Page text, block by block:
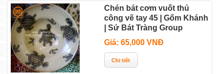
Chén bát cơm vuốt thủ
công vẽ tay 45 | Gốm Khánh
| Sứ Bát Tràng Group
Giá: 65,000 VNĐ